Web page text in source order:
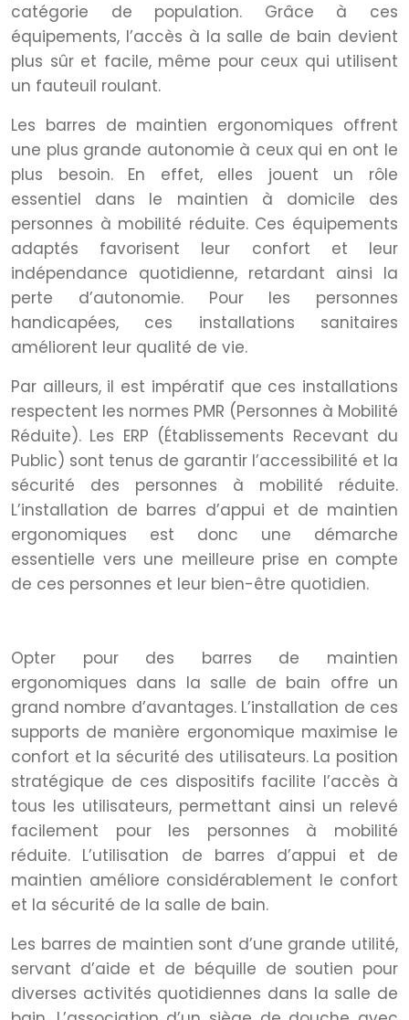
catégorie de population. Grâce à ces
équipements, l’accès à la salle de bain devient
plus sûr et facile, même pour ceux qui utilisent
un fauteuil roulant.
Les barres de maintien ergonomiques offrent
une plus grande autonomie à ceux qui en ont le
plus besoin. En effet, elles jouent un rôle
essentiel dans le maintien à domicile des
personnes à mobilité réduite. Ces équipements
adaptés favorisent leur confort et leur
indépendance quotidienne, retardant ainsi la
perte d’autonomie. Pour les personnes
handicapées, ces installations sanitaires
améliorent leur qualité de vie.
Par ailleurs, il est impératif que ces installations
respectent les normes PMR (Personnes à Mobilité
Réduite). Les ERP (Établissements Recevant du
Public) sont tenus de garantir l’accessibilité et la
sécurité des personnes à mobilité réduite.
L’installation de barres d’appui et de maintien
ergonomiques est donc une démarche
essentielle vers une meilleure prise en compte
de ces personnes et leur bien-être quotidien.
Opter pour des barres de maintien
ergonomiques dans la salle de bain offre un
grand nombre d’avantages. L’installation de ces
supports de manière ergonomique maximise le
confort et la sécurité des utilisateurs. La position
stratégique de ces dispositifs facilite l’accès à
tous les utilisateurs, permettant ainsi un relevé
facilement pour les personnes à mobilité
réduite. L’utilisation de barres d’appui et de
maintien améliore considérablement le confort
et la sécurité de la salle de bain.
Les barres de maintien sont d’une grande utilité,
servant d’aide et de béquille de soutien pour
diverses activités quotidiennes dans la salle de